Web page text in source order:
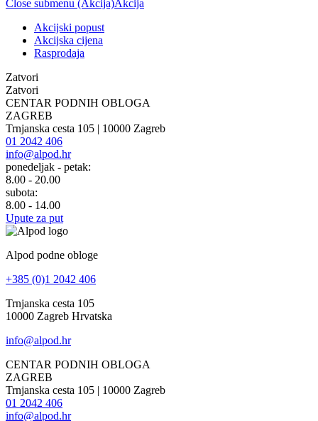
Close submenu (Akcija)Akcija
Akcijski popust
Akcijska cijena
Rasprodaja
Zatvori
Zatvori
CENTAR PODNIH OBLOGA
ZAGREB
Trnjanska cesta 105 | 10000 Zagreb
01 2042 406
info@alpod.hr
ponedeljak - petak:
8.00 - 20.00
subota:
8.00 - 14.00
Upute za put
Alpod podne obloge
+385 (0)1 2042 406
Trnjanska cesta 105
10000 Zagreb Hrvatska
info@alpod.hr
CENTAR PODNIH OBLOGA
ZAGREB
Trnjanska cesta 105 | 10000 Zagreb
01 2042 406
info@alpod.hr